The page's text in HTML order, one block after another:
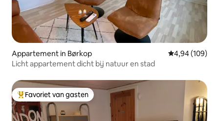
Appartement in Børkop Gemiddelde
4,94 (109)
Licht appartement dicht bij natuur en stad
Topfavoriet van gasten
Favoriet van gasten